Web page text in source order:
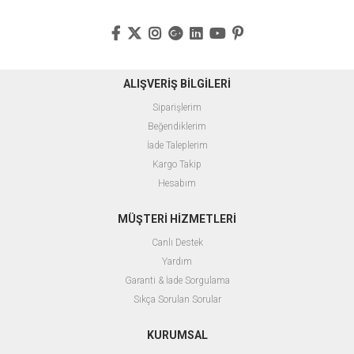
ALIŞVERİŞ BİLGİLERİ
Siparişlerim
Beğendiklerim
İade Taleplerim
Kargo Takip
Hesabım
MÜŞTERİ HİZMETLERİ
Canlı Destek
Yardım
Garanti & İade Sorgulama
Sıkça Sorulan Sorular
KURUMSAL